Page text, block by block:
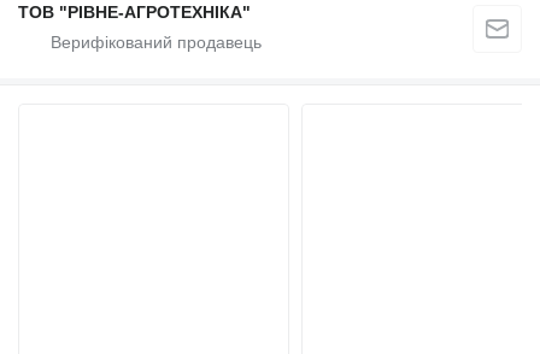
ТОВ "РІВНЕ-АГРОТЕХНІКА"